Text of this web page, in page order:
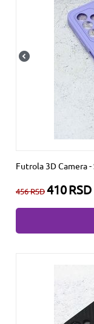
Futrola 3D Camera
456RSD410RSD